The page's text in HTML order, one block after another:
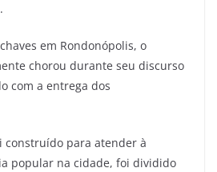
em Rondonópolis, o
chorou durante seu discurso
com a entrega dos
construído para atender à
popular na cidade, foi dividido